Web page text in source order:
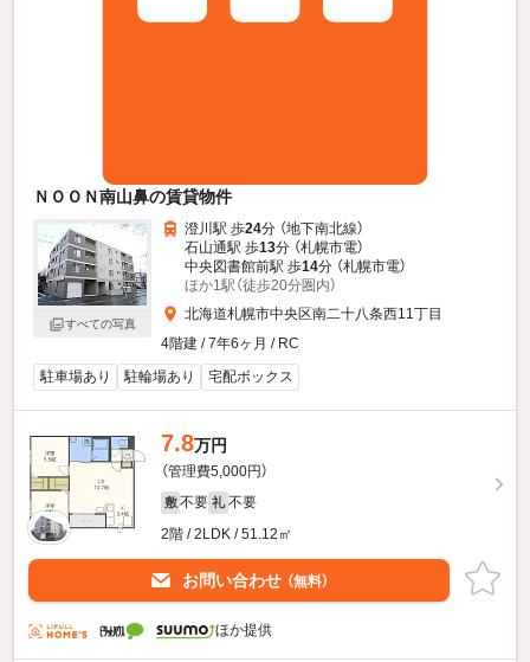
ＮＯＯＮ南山鼻の賃貸物件
すべての写真
澄川駅 歩24分 （地下南北線）
石山通駅 歩13分 （札幌市電）
中央図書館前駅 歩14分 （札幌市電）
ほか1駅（徒歩20分圏内）
北海道札幌市中央区南二十八条西11丁目
4階建 / 7年6ヶ月 / RC
駐車場あり
駐輪場あり 宅配ボックス
7.8万円
（管理費5,000円）
敷 不要 礼 不要
2階 / 2LDK / 51.12㎡
お問い合わせ （無料）
ほか提供